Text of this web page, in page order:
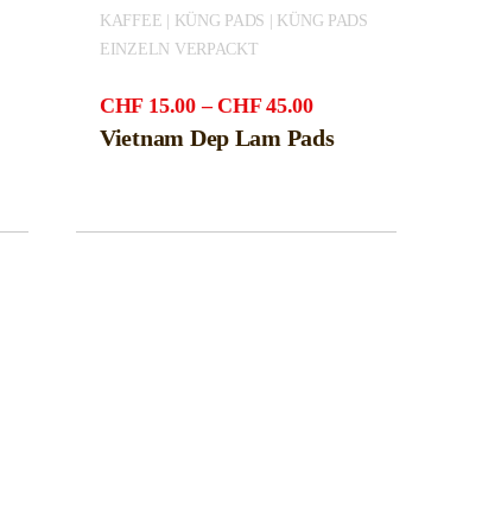
KAFFEE | KÜNG PADS | KÜNG PADS
EINZELN VERPACKT
CHF 15.00 – CHF 45.00Preisspanne:
CHF15.00
Vietnam Dep Lam Pads